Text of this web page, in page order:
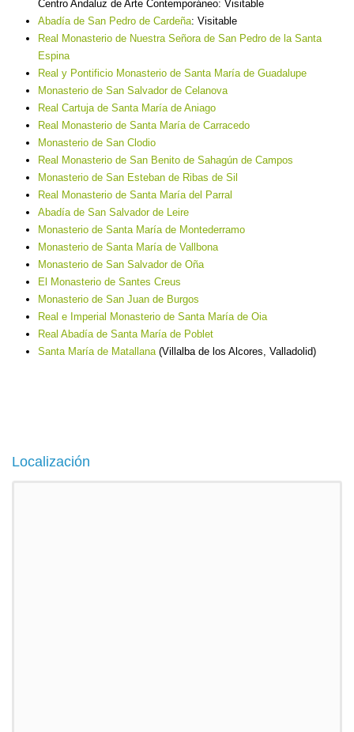
Centro Andaluz de Arte Contemporáneo: Visitable
Abadía de San Pedro de Cardeña: Visitable
Real Monasterio de Nuestra Señora de San Pedro de la Santa
Espina
Real y Pontificio Monasterio de Santa María de Guadalupe
Monasterio de San Salvador de Celanova
Real Cartuja de Santa María de Aniago
Real Monasterio de Santa María de Carracedo
Monasterio de San Clodio
Real Monasterio de San Benito de Sahagún de Campos
Monasterio de San Esteban de Ribas de Sil
Real Monasterio de Santa María del Parral
Abadía de San Salvador de Leire
Monasterio de Santa María de Montederramo
Monasterio de Santa María de Vallbona
Monasterio de San Salvador de Oña
El Monasterio de Santes Creus
Monasterio de San Juan de Burgos
Real e Imperial Monasterio de Santa María de Oia
Real Abadía de Santa María de Poblet
Santa María de Matallana (Villalba de los Alcores, Valladolid)
Localización